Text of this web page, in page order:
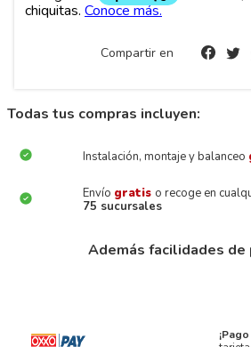
Compartir en
Todas tus compras incluyen:
Instalación, montaje y balanceo
Envío gratis o recoge en
75 sucursales
Además facilidades de